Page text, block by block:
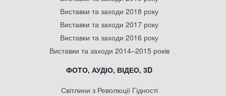
Виставки та заходи 2018 року
Виставки та заходи 2017 року
Виставки та заходи 2016 року
Виставки та заходи 2014–2015 років
ФОТО, АУДІО, ВІДЕО, 3D
Світлини з Революції Гідності